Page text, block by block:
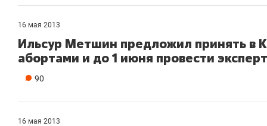
16 мая 2013
Ильсур Метшин предложил принять в
абортами и до 1 июня провести
90
16 мая 2013